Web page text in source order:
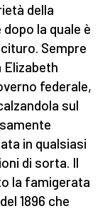
della
la quale è
Sempre
federale,
sul
in qualsiasi
di sorta. Il
la famigerata
1896 che